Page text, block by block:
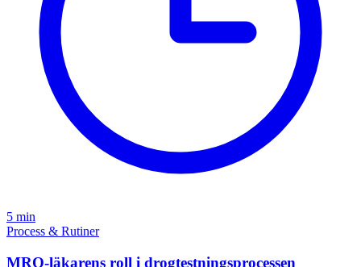
5 min
Process & Rutiner
MRO-läkarens roll i drogtestningsprocessen